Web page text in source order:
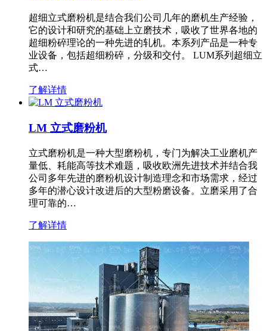
超细立式磨粉机是结合我们公司几年的磨机生产经验，
它的设计和研究的基础上立磨技术，吸收了世界各地的
超细粉碎理论的一种先进的轧机。本系列产品是一种专
业设备，包括超细粉碎，分级和交付。 LUM系列超细立
式…
了解详情
LM 立式磨粉机
立式磨粉机是一种大型磨粉机，专门为解决工业磨机产
量低、耗能高等技术难题，吸收欧洲先进技术并结合我
公司多年先进的磨粉机设计制造理念和市场需求，经过
多年的潜心设计改进后的大型粉磨设备。立磨采用了合
理可靠的…
了解详情